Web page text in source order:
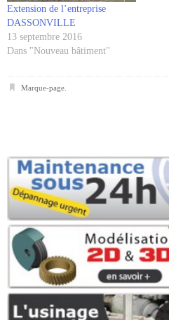
Extension de l’entreprise
DASSONVILLE
13 septembre 2016
Dans "Nouveau bâtiment"
Marque-page.